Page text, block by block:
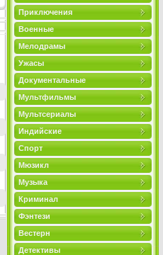
Приключения
Военные
Мелодрамы
Ужасы
Документальные
Мультфильмы
Мультсериалы
Индийские
Спорт
Мюзикл
Музыка
Криминал
Фэнтези
Вестерн
Детективы